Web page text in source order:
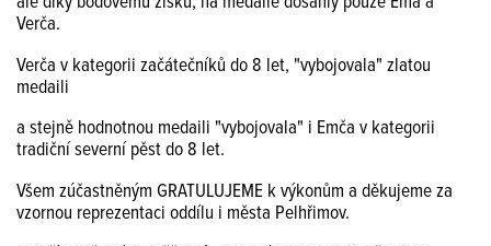
Verča.
Verča v kategorii začátečníků do 8 let, "vybojovala" zlatou
medaili
a stejně hodnotnou medaili "vybojovala" i Emča v kategorii
tradiční severní pěst do 8 let.
Všem zúčastněným GRATULUJEME k výkonům a děkujeme za
vzornou reprezentaci oddílu i města Pelhřimov.